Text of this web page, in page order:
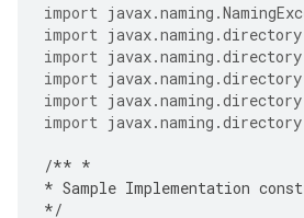
import
import
import
import
import
import
/** *
* Sample Implementation
*/